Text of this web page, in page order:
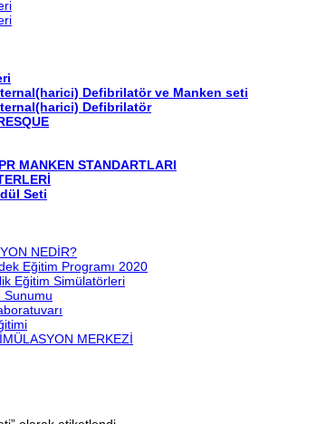
Defibrilatör ve Manken seti
Defibrilatör
MANKEN STANDARTLARI
Seti
NEDİR?
Eğitim Programı 2020
Eğitim Simülatörleri
Sunumu
MERKEZİ